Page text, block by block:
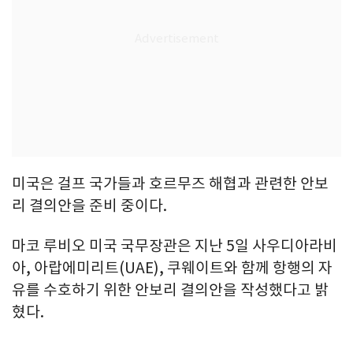
미국은 걸프 국가들과 호르무즈 해협과 관련한 안보
리 결의안을 준비 중이다.
마코 루비오 미국 국무장관은 지난 5일 사우디아라비
아, 아랍에미리트(UAE), 쿠웨이트와 함께 항행의 자
유를 수호하기 위한 안보리 결의안을 작성했다고 밝
혔다.